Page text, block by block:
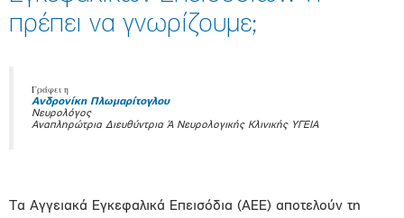
πρέπει να γνωρίζουμε;
Γράφει η
Ανδρονίκη Πλωμαρίτογλου
Νευρολόγος
Αναπληρώτρια Διευθύντρια Ά Νευρολογικής Κλινικής ΥΓΕΙΑ
Τα Αγγειακά Εγκεφαλικά Επεισόδια (ΑΕΕ) αποτελούν τη